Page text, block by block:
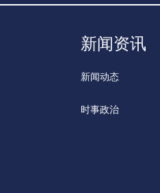
新闻资讯
新闻动态
时事政治